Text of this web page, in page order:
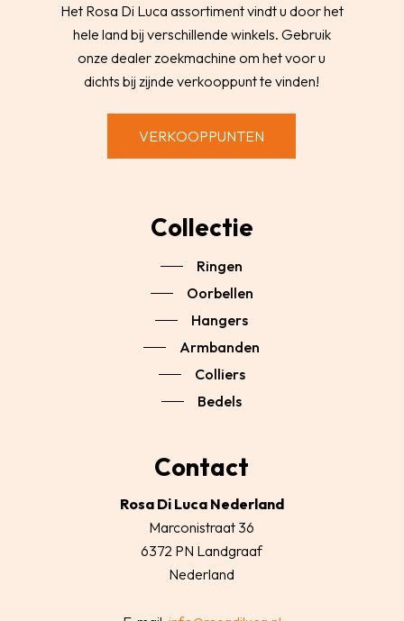
Het Rosa Di Luca assortiment vindt u door het
hele land bij verschillende winkels. Gebruik
onze dealer zoekmachine om het voor u
dichts bij zijnde verkooppunt te vinden!
VERKOOPPUNTEN
Collectie
Ringen
Oorbellen
Hangers
Armbanden
Colliers
Bedels
Contact
Rosa Di Luca Nederland
Marconistraat 36
6372 PN Landgraaf
Nederland